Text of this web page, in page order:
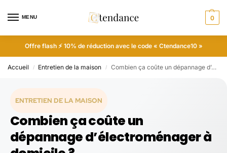
MENU 0
Offre flash ⚡ 10% de réduction avec le code « Ctendance10 »
Accueil / Entretien de la maison / Combien ça coûte un dépannage d’électroménager à domicile ?
ENTRETIEN DE LA MAISON
Combien ça coûte un
dépannage d’électroménager à